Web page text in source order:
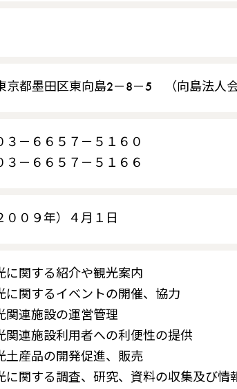
都墨田区東向島2－8－5 （向島法人会
－６６５７－５１６０
－６６５７－５１６６
００９年）４月１日
に関する紹介や観光案内
に関するイベントの開催、協力
関連施設の運営管理
関連施設利用者への利便性の提供
土産品の開発促進、販売
に関する調査、研究、資料の収集及び情